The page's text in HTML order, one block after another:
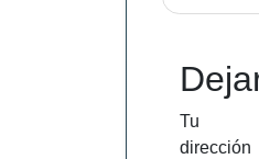
Tu
dirección